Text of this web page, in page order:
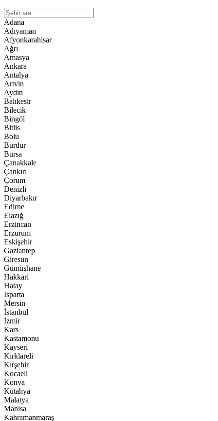
Adana
Adıyaman
Afyonkarahisar
Ağrı
Amasya
Ankara
Antalya
Artvin
Aydın
Balıkesir
Bilecik
Bingöl
Bitlis
Bolu
Burdur
Bursa
Çanakkale
Çankırı
Çorum
Denizli
Diyarbakır
Edirne
Elazığ
Erzincan
Erzurum
Eskişehir
Gaziantep
Giresun
Gümüşhane
Hakkari
Hatay
Isparta
Mersin
İstanbul
İzmir
Kars
Kastamonu
Kayseri
Kırklareli
Kırşehir
Kocaeli
Konya
Kütahya
Malatya
Manisa
Kahramanmaraş